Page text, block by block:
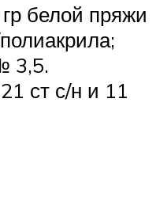
белой пряжи
3,5.
ст с/н и 11